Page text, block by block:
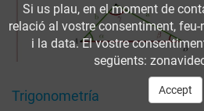
Trigonometría
Si us plau, en el moment de
relació al vostre consentiment,
i la data. El vostre
següents:
Accept